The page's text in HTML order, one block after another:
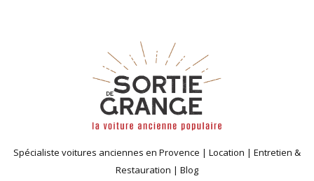
Spécialiste voitures anciennes en Provence | Location | Entretien &
Restauration | Blog